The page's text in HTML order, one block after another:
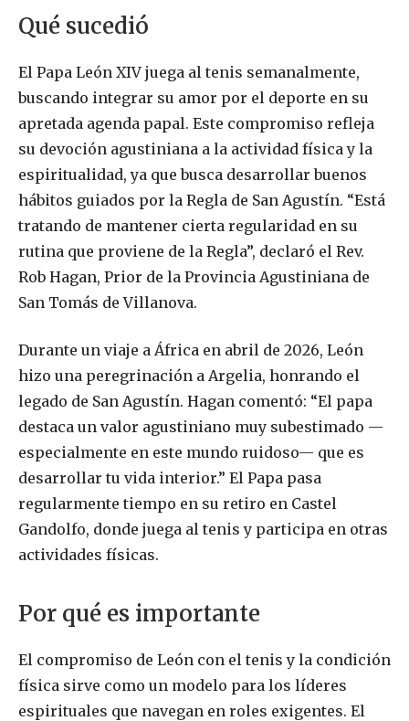
Qué sucedió
El Papa León XIV juega al tenis semanalmente,
buscando integrar su amor por el deporte en su
apretada agenda papal. Este compromiso refleja
su devoción agustiniana a la actividad física y la
espiritualidad, ya que busca desarrollar buenos
hábitos guiados por la Regla de San Agustín. “Está
tratando de mantener cierta regularidad en su
rutina que proviene de la Regla”, declaró el Rev.
Rob Hagan, Prior de la Provincia Agustiniana de
San Tomás de Villanova.
Durante un viaje a África en abril de 2026, León
hizo una peregrinación a Argelia, honrando el
legado de San Agustín. Hagan comentó: “El papa
destaca un valor agustiniano muy subestimado —
especialmente en este mundo ruidoso— que es
desarrollar tu vida interior.” El Papa pasa
regularmente tiempo en su retiro en Castel
Gandolfo, donde juega al tenis y participa en otras
actividades físicas.
Por qué es importante
El compromiso de León con el tenis y la condición
física sirve como un modelo para los líderes
espirituales que navegan en roles exigentes. El